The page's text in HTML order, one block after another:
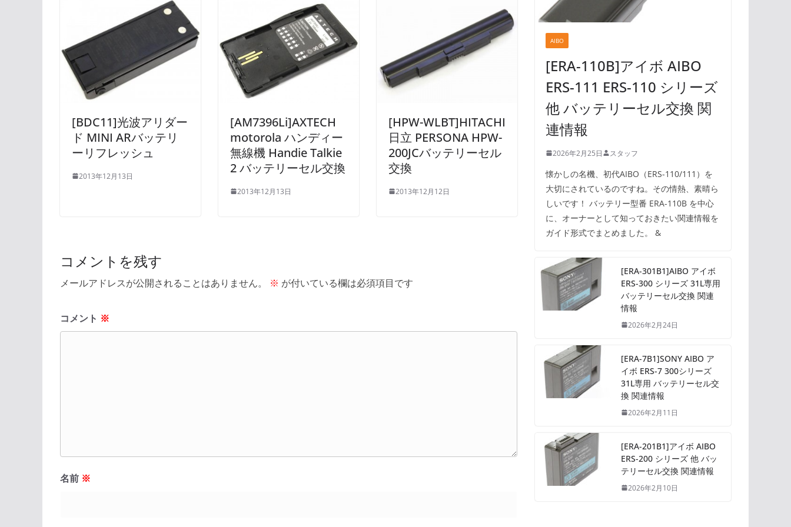
[BDC11]光波アリダー
ド MINI ARバッテリ
ーリフレッシュ
2013年12月13日
[AM7396Li]AXTECH
motorola ハンディー
無線機 Handie Talkie
2 バッテリーセル交換
2013年12月13日
[HPW-WLBT]HITACHI
日立 PERSONA HPW-
200JCバッテリーセル
交換
2013年12月12日
コメントを残す
メールアドレスが公開されることはありません。 ※ が付いている欄は必須項目です
コメント ※
名前 ※
AIBO
[ERA-110B]アイボ AIBO
ERS-111 ERS-110 シリーズ
他 バッテリーセル交換 関
連情報
2026年2月25日 スタッフ
懐かしの名機、初代AIBO（ERS-110/111）を
大切にされているのですね。その情熱、素晴ら
しいです！ バッテリー型番 ERA-110B を中心
に、オーナーとして知っておきたい関連情報を
ガイド形式でまとめました。 &
[ERA-301B1]AIBO アイボ
ERS-300 シリーズ 31L専用
バッテリーセル交換 関連
情報
2026年2月24日
[ERA-7B1]SONY AIBO ア
イボ ERS-7 300シリーズ
31L専用 バッテリーセル交
換 関連情報
2026年2月11日
[ERA-201B1]アイボ AIBO
ERS-200 シリーズ 他 バッ
テリーセル交換 関連情報
2026年2月10日